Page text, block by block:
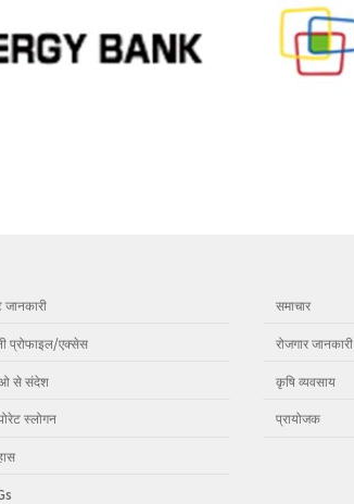
जानकारी
प्रोफाइल/एक्सेस
से संदेश
स्लोगन
समाचार
रोजगार जानकारी
कृषि व्यवसाय
प्रायोजक